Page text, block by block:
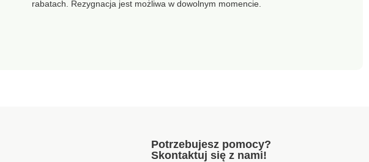
rabatach. Rezygnacja jest możliwa w dowolnym momencie.
Potrzebujesz pomocy?
Skontaktuj się z nami!